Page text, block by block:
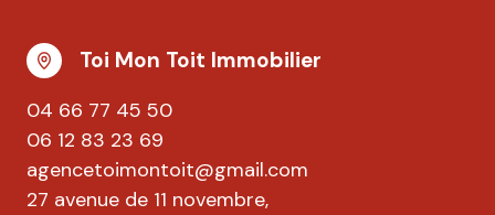
Toi Mon Toit Immobilier
04 66 77 45 50
06 12 83 23 69
agencetoimontoit@gmail.com
27 avenue de 11 novembre,